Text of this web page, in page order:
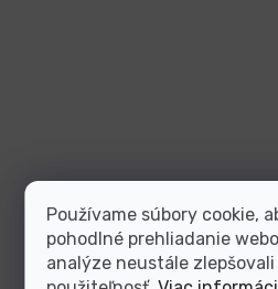
Používame súbory cookie,
pohodlné prehliadanie
analýze neustále